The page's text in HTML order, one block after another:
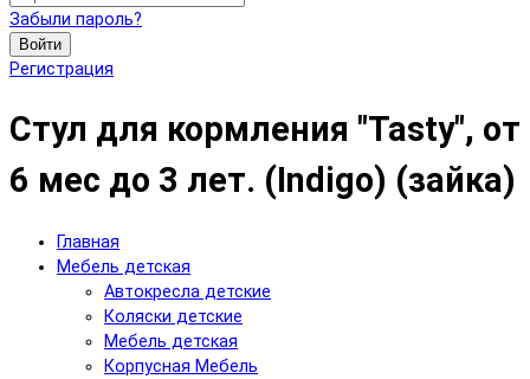
Забыли пароль?
Войти
Регистрация
Стул для кормления "Tasty", от
6 мес до 3 лет. (Indigo) (зайка)
Главная
Мебель детская
Автокресла детские
Коляски детские
Мебель детская
Корпусная Мебель